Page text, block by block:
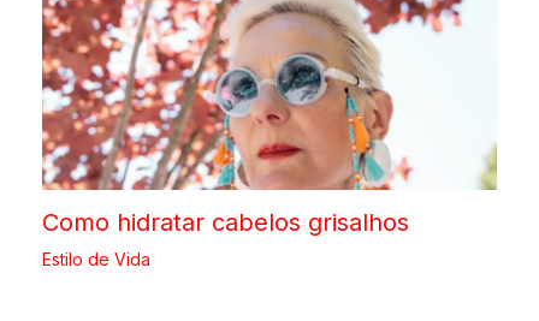
Como hidratar cabelos grisalhos
Estilo de Vida